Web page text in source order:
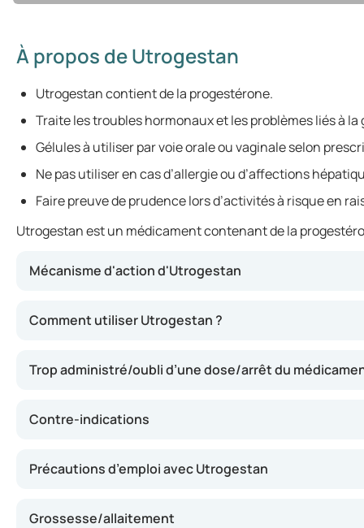
À propos de Utrogestan
Utrogestan contient de la progestérone.
Traite les troubles hormonaux et les problèmes liés à la
Gélules à utiliser par voie orale ou vaginale selon
Ne pas utiliser en cas d’allergie ou d’affections
Faire preuve de prudence lors d’activités à risque en
Utrogestan est un médicament contenant de la
Mécanisme d'action d'Utrogestan
Comment utiliser Utrogestan ?
Trop administré/oubli d’une dose/arrêt du
Contre-indications
Précautions d’emploi avec Utrogestan
Grossesse/allaitement